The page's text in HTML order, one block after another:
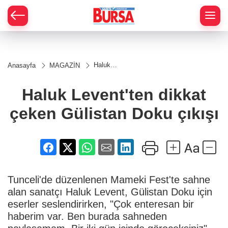
Anasayfa MAGAZİN
Haluk
Gülistan
çıkışı
Haluk Levent'ten dikkat
çeken Gülistan Doku çıkışı
Tunceli'de düzenlenen Mameki Fest'te sahne
alan sanatçı Haluk Levent, Gülistan Doku için
eserler seslendirirken, "Çok enteresan bir
haberim var. Ben burada sahneden